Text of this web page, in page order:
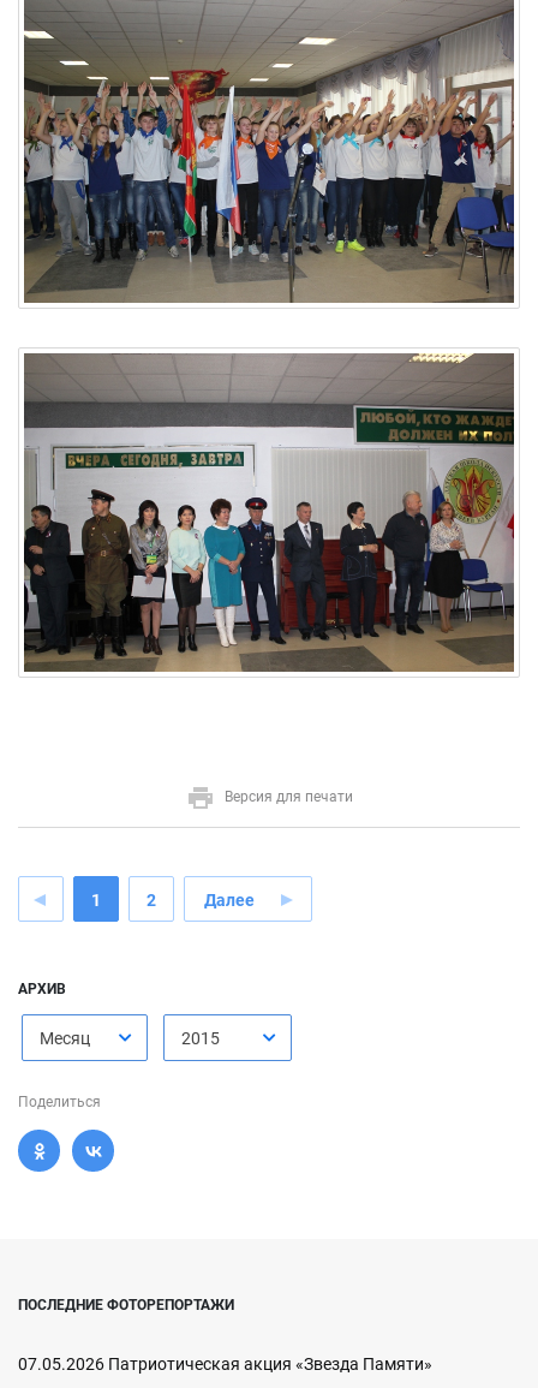
Версия для печати
1 2 Далее
АРХИВ
Месяц 2015
Поделиться
ПОСЛЕДНИЕ ФОТОРЕПОРТАЖИ
07.05.2026 Патриотическая акция «Звезда Памяти»